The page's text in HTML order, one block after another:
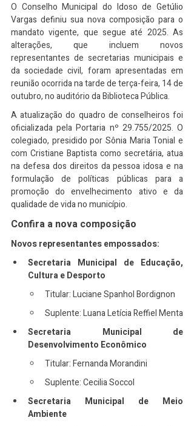
O Conselho Municipal do Idoso de Getúlio
Vargas definiu sua nova composição para o
mandato vigente, que segue até 2025. As
alterações, que incluem novos
representantes de secretarias municipais e
da sociedade civil, foram apresentadas em
reunião ocorrida na tarde de terça-feira, 14 de
outubro, no auditório da Biblioteca Pública.
A atualização do quadro de conselheiros foi
oficializada pela Portaria nº 29.755/2025. O
colegiado, presidido por Sônia Maria Tonial e
com Cristiane Baptista como secretária, atua
na defesa dos direitos da pessoa idosa e na
formulação de políticas públicas para a
promoção do envelhecimento ativo e da
qualidade de vida no município.
Confira a nova composição
Novos representantes empossados:
Secretaria Municipal de Educação,
Cultura e Desporto
Titular: Luciane Spanhol Bordignon
Suplente: Luana Letícia Reffiel Menta
Secretaria Municipal de
Desenvolvimento Econômico
Titular: Fernanda Morandini
Suplente: Cecilia Soccol
Secretaria Municipal de Meio
Ambiente